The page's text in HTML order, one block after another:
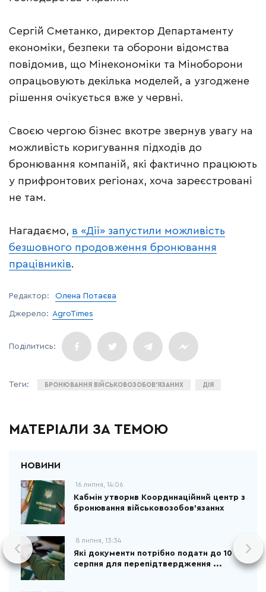
Сергій Сметанко, директор Департаменту
економіки, безпеки та оборони відомства
повідомив, що Мінекономіки та Міноборони
опрацьовують декілька моделей, а узгоджене
рішення очікується вже у червні.
Своєю чергою бізнес вкотре звернув увагу на
можливість коригування підходів до
бронювання компаній, які фактично працюють
у прифронтових регіонах, хоча зареєстровані
не там.
Нагадаємо, в «Дії» запустили можливість
безшовного продовження бронювання
працівників.
Редактор: Олена Потаєва
Джерело: AgroTimes
БРОНЮВАННЯ ВІЙСЬКОВОЗОБОВ’ЯЗАНИХ ДІЯ
МАТЕРІАЛИ ЗА ТЕМОЮ
16 липня, 14:06
Кабмін утворив Координаційний центр з
бронювання військовозобов’язаних
8 липня, 13:34
Які документи потрібно подати до 10
серпня для перепідтвердження ...